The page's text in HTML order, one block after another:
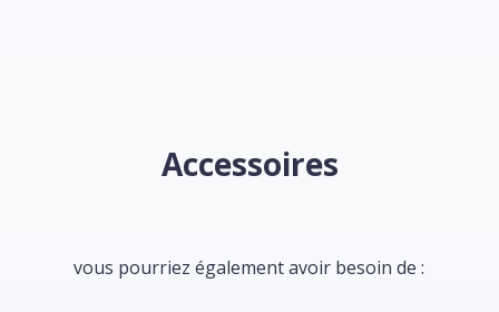
Accessoires
vous pourriez également avoir besoin de :